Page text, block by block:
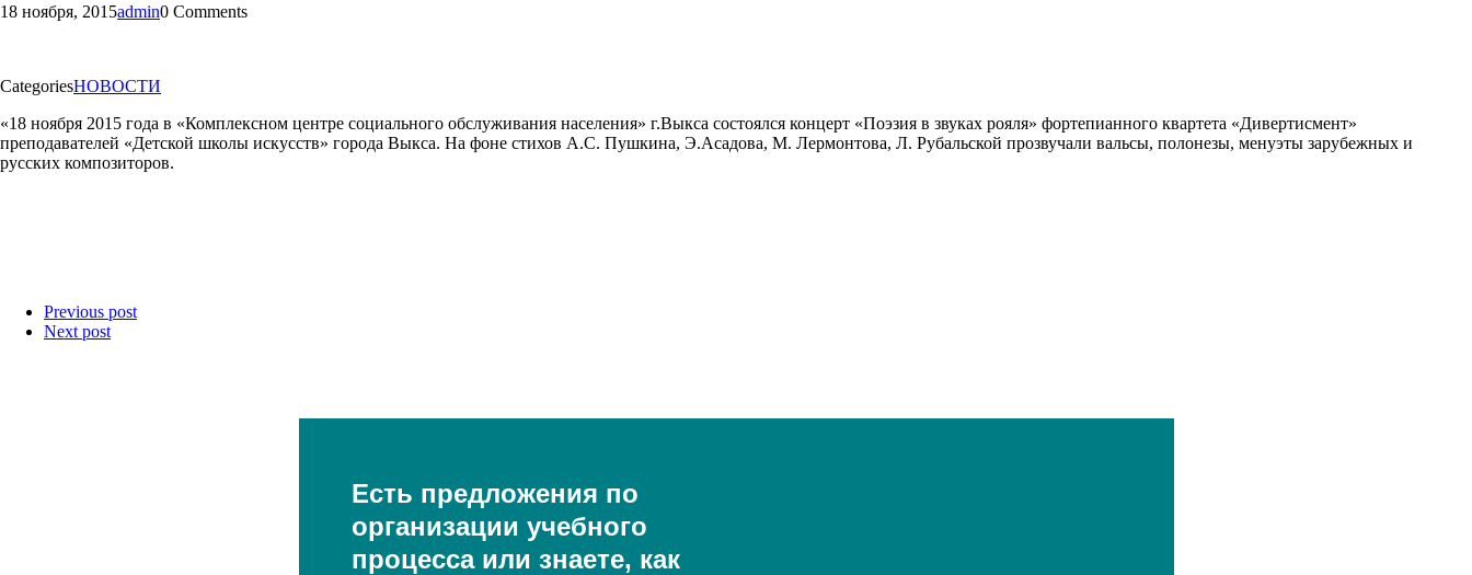
18 ноября, 2015admin0 Comments
CategoriesНОВОСТИ
«18 ноября 2015 года в «Комплексном центре социального обслуживания населения» г.Выкса состоялся концерт «Поэзия в звуках рояля» фортепианного квартета «Дивертисмент»
преподавателей «Детской школы искусств» города Выкса. На фоне стихов А.С. Пушкина, Э.Асадова, М. Лермонтова, Л. Рубальской прозвучали вальсы, полонезы, менуэты зарубежных и
русских композиторов.
Previous post
Next post
Есть предложения по
организации учебного
процесса или знаете, как